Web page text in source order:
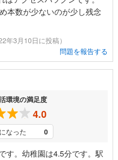
本数が少ないのが少し残念
年3月10日に投稿）
問題を報告する
環境の満足度
4.0
なった 0
す。幼稚園は4.5分です。駅